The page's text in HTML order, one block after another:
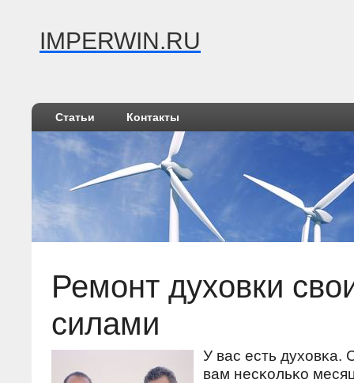
IMPERWIN.RU
Статьи Контакты
Ремонт духовки
силами
У вас есть духовκа.
вам несκольκо